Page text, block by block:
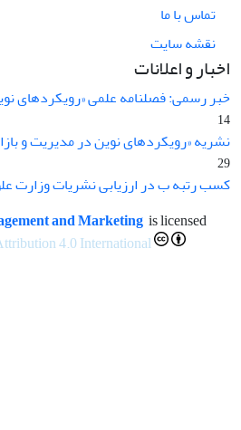
تماس با ما
نقشه سایت
اخبار و اعلانات
خبر رسمی: فصلنامه علمی «رویکردهای
14
نشریه «رویکردهای نوین در مدیریت و
29
کسب رتبه ب در ارزیابی نشریات وزارت
and Marketing is licensed
4.0 International